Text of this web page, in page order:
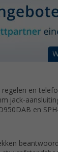
en
jack-
en